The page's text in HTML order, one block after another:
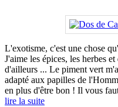
L'exotisme, c'est une chose
J'aime les épices, les herbes
d'ailleurs ... Le piment vert
adapté aux papilles de
en plus d'être bon ! Il vous
lire la suite